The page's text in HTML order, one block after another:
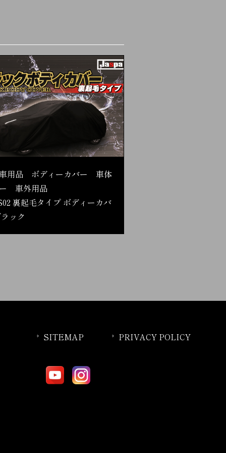
用品 ボディーカバー 車体
車外用品
裏起毛タイプ ボディーカバ
ック
SITEMAP PRIVACY POLICY